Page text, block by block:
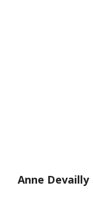
Anne Devailly